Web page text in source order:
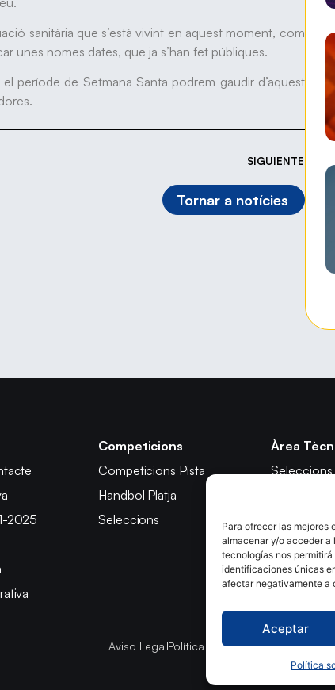
Para ofrecer las mejores
almacenar y/o acceder a
tecnologías nos
identificaciones únicas
afectar negativamente a
Aceptar
Política
sanitària que s’està vivint en aquest moment, com
unes nomes dates, que ja s’han fet públiques.
període de Setmana Santa podrem gaudir d’aquest
SIGUIENTE
Tornar a notícies
2025
Competicions
Competicions Pista
Handbol Platja
Seleccions
Àrea
Seleccions
CATH
Promoció
Aviso LegalPolítica de CookiesPolítica de